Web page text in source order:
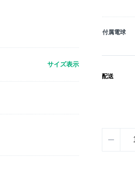
付属電球
配送
サイズ表示